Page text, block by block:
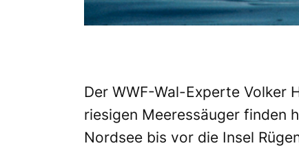
Der WWF-Wal-Experte Volker
riesigen Meeressäuger finden
Nordsee bis vor die Insel